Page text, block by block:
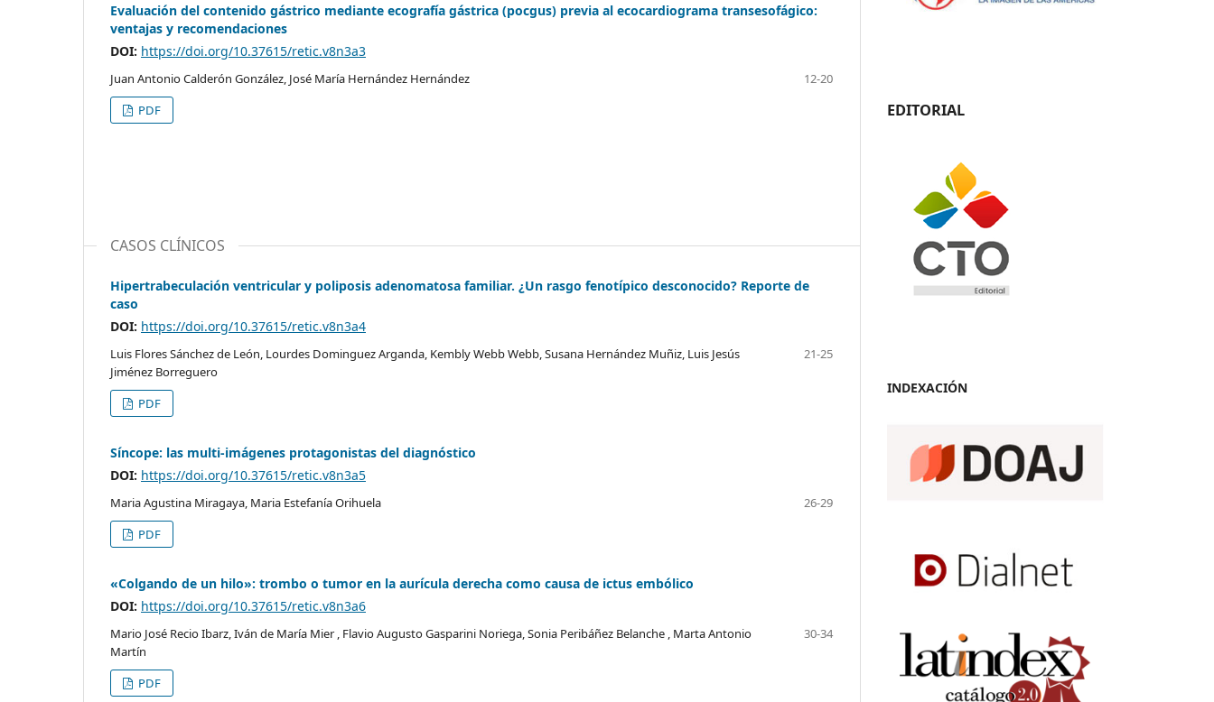
Evaluación del contenido gástrico mediante ecografía gástrica (pocgus) previa al ecocardiograma transesofágico:
ventajas y recomendaciones
DOI: https://doi.org/10.37615/retic.v8n3a3
Juan Antonio Calderón González, José María Hernández Hernández
12-20
PDF
CASOS CLÍNICOS
Hipertrabeculación ventricular y poliposis adenomatosa familiar. ¿Un rasgo fenotípico desconocido? Reporte de
caso
DOI: https://doi.org/10.37615/retic.v8n3a4
Luis Flores Sánchez de León, Lourdes Dominguez Arganda, Kembly Webb Webb, Susana Hernández Muñiz, Luis Jesús
Jiménez Borreguero
21-25
PDF
Síncope: las multi-imágenes protagonistas del diagnóstico
DOI: https://doi.org/10.37615/retic.v8n3a5
Maria Agustina Miragaya, Maria Estefanía Orihuela
26-29
PDF
«Colgando de un hilo»: trombo o tumor en la aurícula derecha como causa de ictus embólico
DOI: https://doi.org/10.37615/retic.v8n3a6
Mario José Recio Ibarz, Iván de María Mier , Flavio Augusto Gasparini Noriega, Sonia Peribáñez Belanche , Marta Antonio
Martín
30-34
PDF
EDITORIAL
INDEXACIÓN